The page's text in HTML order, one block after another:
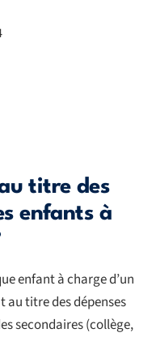
titre des
enfants à
enfant à charge d’un
au titre des dépenses
secondaires (collège,